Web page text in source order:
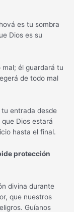
es tu sombra
Dios es su
mal; él guardará tu
de todo mal
tu entrada desde
Dios estará
hasta el final.
protección
divina durante
que nuestros
Guíanos